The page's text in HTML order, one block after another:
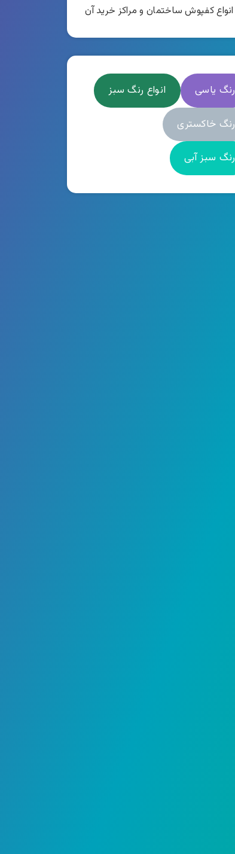
انواع کفپوش ساختمان و مراکز خرید آن
رنگ یاسی انواع رنگ سبز
رنگ خاکستری
رنگ سبز آبی